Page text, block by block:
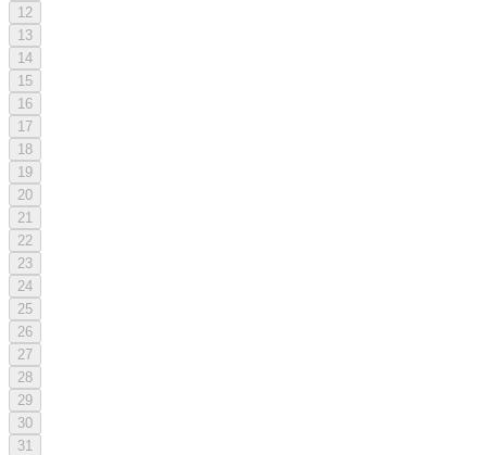
12
13
14
15
16
17
18
19
20
21
22
23
24
25
26
27
28
29
30
31